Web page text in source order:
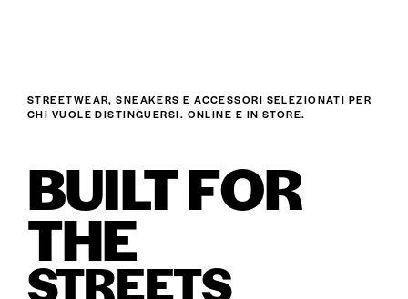
STREETWEAR, SNEAKERS E ACCESSORI SELEZIONATI PER
CHI VUOLE DISTINGUERSI. ONLINE E IN STORE.
BUILT FOR
THE
STREETS